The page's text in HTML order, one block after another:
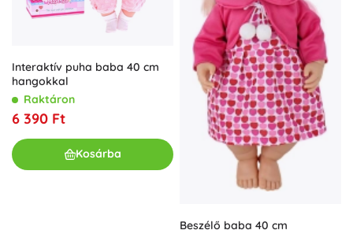
Interaktív puha baba 40 cm
hangokkal
Raktáron
6 390 Ft
Kosárba
Beszélő baba 40 cm